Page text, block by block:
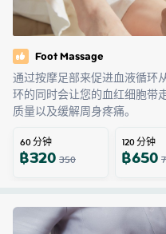
Foot Massage
通过按摩足部来促进血液循环
环的同时会让您的血红细胞带
质量以及缓解周身疼痛。
60分钟
฿320350
120分钟
฿650